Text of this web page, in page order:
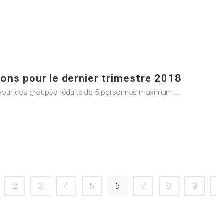
pour le dernier trimestre 2018
des groupes réduits de 5 personnes maximum....
2 3 4 5 6 7 8 9